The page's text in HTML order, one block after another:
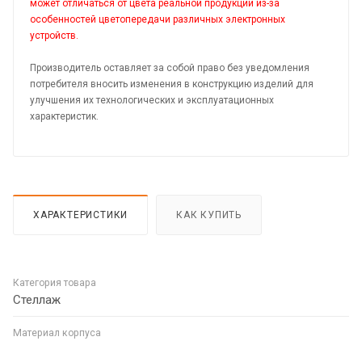
может отличаться от цвета реальной продукции из-за
особенностей цветопередачи различных электронных
устройств.
Производитель оставляет за собой право без уведомления
потребителя вносить изменения в конструкцию изделий для
улучшения их технологических и эксплуатационных
характеристик.
ХАРАКТЕРИСТИКИ КАК КУПИТЬ
Категория товара
Стеллаж
Материал корпуса